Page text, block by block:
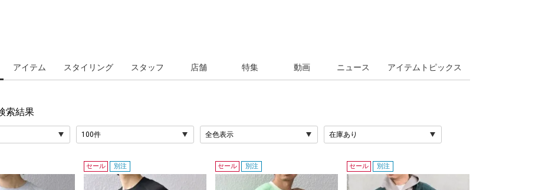
アイテム スタイリング スタッフ 店舗 特集 動画 ニュース アイテムトピックス
索結果
セール 別注 セール 別注 セール 別注